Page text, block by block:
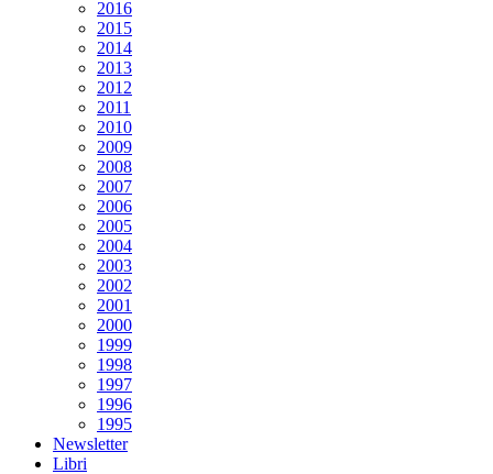
2016
2015
2014
2013
2012
2011
2010
2009
2008
2007
2006
2005
2004
2003
2002
2001
2000
1999
1998
1997
1996
1995
Newsletter
Libri